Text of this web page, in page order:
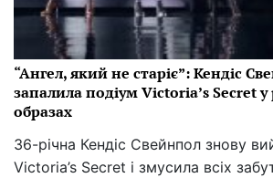
“Ангел, який не старіє”: Кендіс
запалила подіум Victoria’s Secret
образах
36-річна Кендіс Свейнпол знову
Victoria’s Secret і змусила всіх